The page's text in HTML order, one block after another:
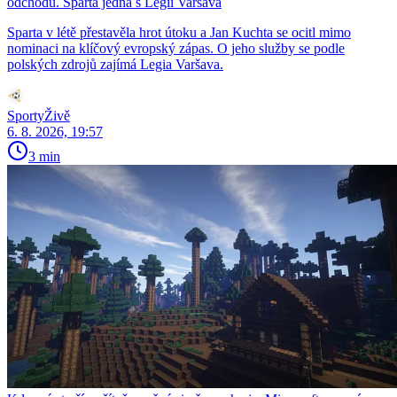
Sparta v létě přestavěla hrot útoku a Jan Kuchta se ocitl mimo
nominaci na klíčový evropský zápas. O jeho služby se podle
polských zdrojů zajímá Legia Varšava.
SportyŽivě
6. 8. 2026, 19:57
3 min